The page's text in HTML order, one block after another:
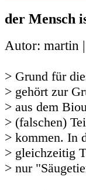
der Mensch
Autor: martin
> Grund für
> gehört zur
> aus dem
> (falschen)
> kommen. In
> gleichzeitig
> nur